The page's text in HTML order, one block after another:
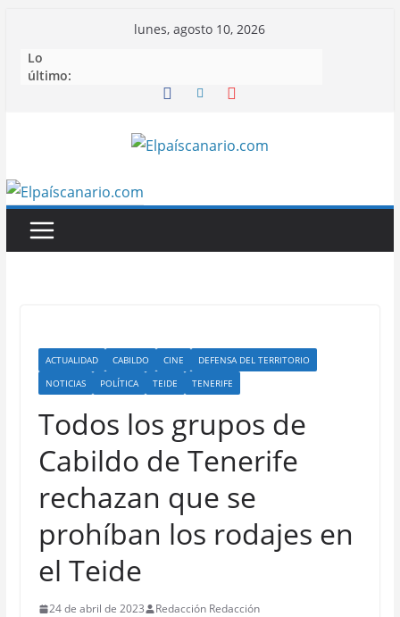
contenido
lunes, agosto 10, 2026
Lo
último:
ACTUALIDAD CABILDO CINE
DEFENSA DEL TERRITORIO
NOTICIAS
POLÍTICA TEIDE TENERIFE
Todos los grupos de
Cabildo de Tenerife
rechazan que se
prohíban los rodajes en
el Teide
24 de abril de 2023 Redacción Redacción